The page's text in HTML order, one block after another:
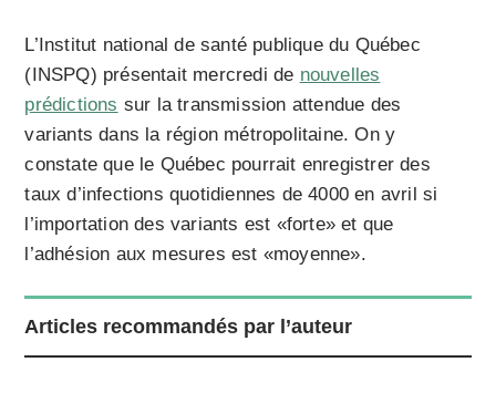
L’Institut national de santé publique du Québec
(INSPQ) présentait mercredi de nouvelles
prédictions sur la transmission attendue des
variants dans la région métropolitaine. On y
constate que le Québec pourrait enregistrer des
taux d’infections quotidiennes de 4000 en avril si
l’importation des variants est «forte» et que
l’adhésion aux mesures est «moyenne».
Articles recommandés par l’auteur